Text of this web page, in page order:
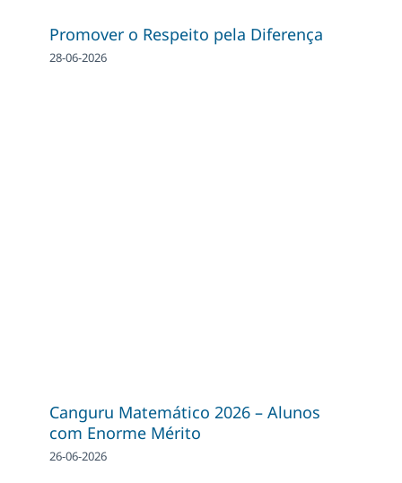
Promover o Respeito pela Diferença
28-06-2026
Canguru Matemático 2026 – Alunos
com Enorme Mérito
26-06-2026